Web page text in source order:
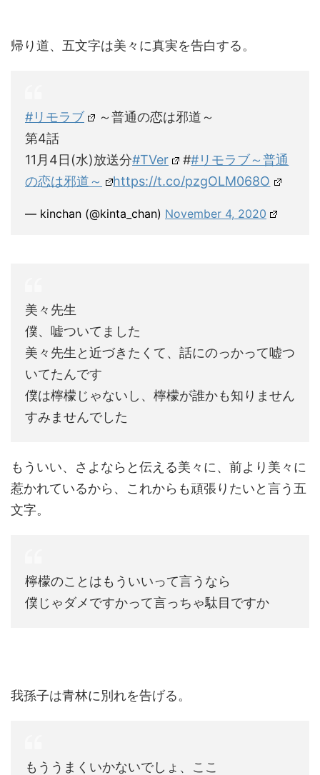
帰り道、五文字は美々に真実を告白する。
#リモラブ
～普通の恋は邪道～
第4話
11月4日(水)放送分#TVer ##リモラブ～普通
の恋は邪道～
https://t.co/pzgOLM068O
— kinchan (@kinta_chan) November 4, 2020
美々先生
僕、嘘ついてました
美々先生と近づきたくて、話にのっかって嘘つ
いてたんです
僕は檸檬じゃないし、檸檬が誰かも知りません
すみませんでした
もういい、さよならと伝える美々に、前より美々に
惹かれているから、これからも頑張りたいと言う五
文字。
檸檬のことはもういいって言うなら
僕じゃダメですかって言っちゃ駄目ですか
我孫子は青林に別れを告げる。
もううまくいかないでしょ、ここ